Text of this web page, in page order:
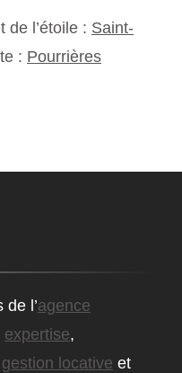
de l’étoile : Saint-
: Pourrières
l’agence
expertise,
gestion locative et